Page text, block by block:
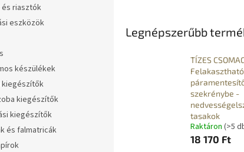
és riasztók
eszközök
készülékek
kiegészítők
kiegészítők
kiegészítők
és falmatricák
Legnépszerűbb
TÍZES
Felakasztható
szekrénybe -
tasakok
Raktáron (>5
18 170 Ft